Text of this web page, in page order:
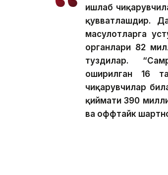
ишлаб
қувватлашдир.
маҳсулотларга
органлари 82
туздилар.
оширилган 16
чиқарувчилар
қиймати 390
ва оффтайк